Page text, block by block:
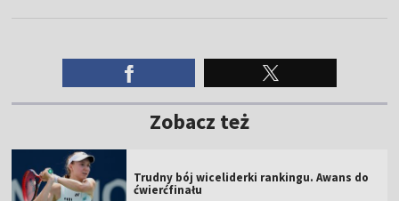
Zobacz też
Trudny bój wiceliderki rankingu. Awans do
ćwierćfinału